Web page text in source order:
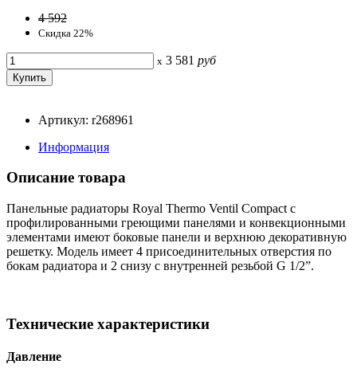
4 592
Скидка 22%
x 3 581 руб
Артикул: r268961
Информация
Описание товара
Панельные радиаторы Royal Thermo Ventil Compact с
профилированными греющими панелями и конвекционными
элементами имеют боковые панели и верхнюю декоративную
решетку. Модель имеет 4 присоединительных отверстия по
бокам радиатора и 2 снизу с внутренней резьбой G 1/2”.
Технические характеристики
Давление